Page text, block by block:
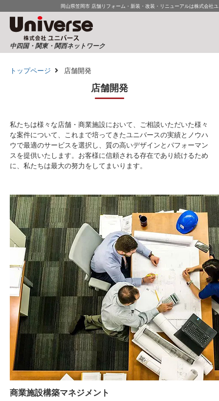
岡山県笠岡市 店舗リフォーム・新装・改装・リニューアルは株式会社
中四国・関東・関西ネットワーク
トップページ 店舗開発
店舗開発
私たちは様々な店舗・商業施設において、ご相談いただいた様々
な案件について、これまで培ってきたユニバースの実績とノウハ
ウで最適のサービスを選択し、質の高いデザインとパフォーマン
スを提供いたします。お客様に信頼される存在であり続けるため
に、私たちは最大の努力をしてまいります。
商業施設構築マネジメント